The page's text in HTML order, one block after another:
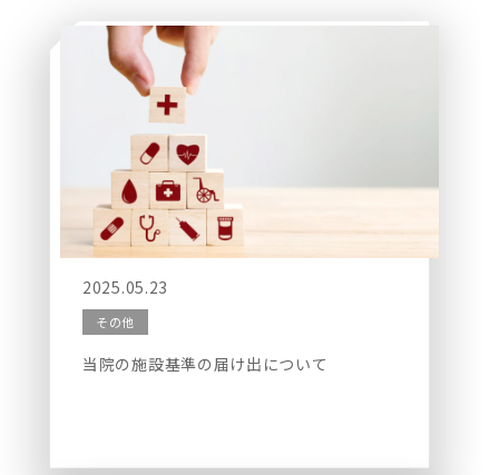
2025.05.23
その他
当院の施設基準の届け出について